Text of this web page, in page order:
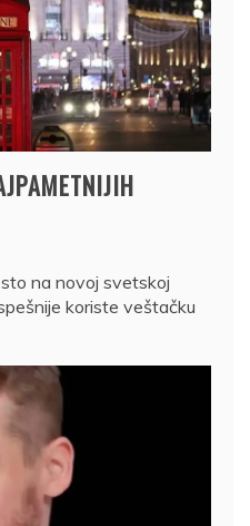
na novoj svetskoj
koriste veštačku